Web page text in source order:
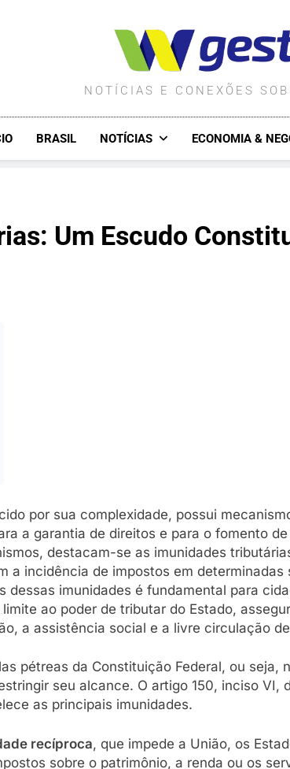
WGESTOR.COM.BR
NOTÍCIAS E CONEXÕES
BRASIL NOTÍCIAS ECONOMIA &
Um Escudo
por sua complexidade, possui
a garantia de direitos e para o fomento
destacam-se as imunidades
a incidência de impostos em determinadas
dessas imunidades é fundamental para
ao poder de tributar do Estado,
a assistência social e a livre circulação
pétreas da Constituição Federal, ou seja,
seu alcance. O artigo 150, inciso VI,
as principais imunidades.
recíproca, que impede a União, os
sobre o patrimônio, a renda ou os